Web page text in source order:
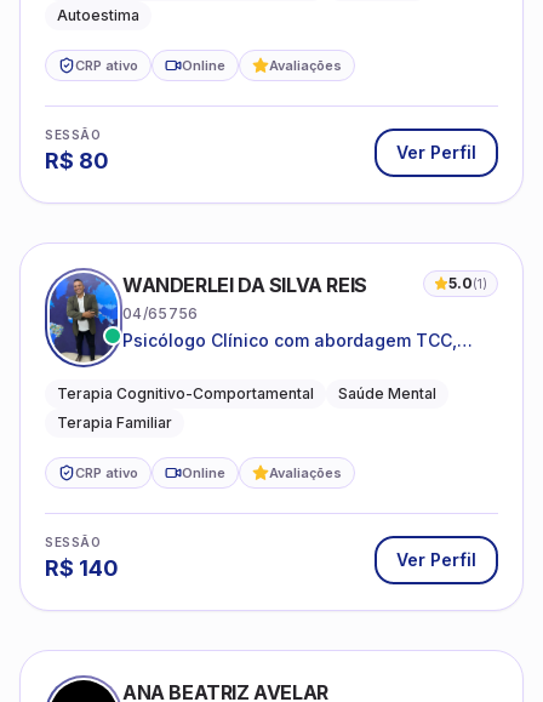
Autoestima
CRP ativo Online Avaliações
SESSÃO
R$ 80 Ver Perfil
WANDERLEI DA SILVA REIS 5.0(1)
04/65756
Psicólogo Clínico com abordagem TCC,
sistêmica
Terapia Cognitivo-Comportamental
Saúde Mental
Terapia Familiar
CRP ativo Online Avaliações
SESSÃO
R$ 140 Ver Perfil
ANA BEATRIZ AVELAR